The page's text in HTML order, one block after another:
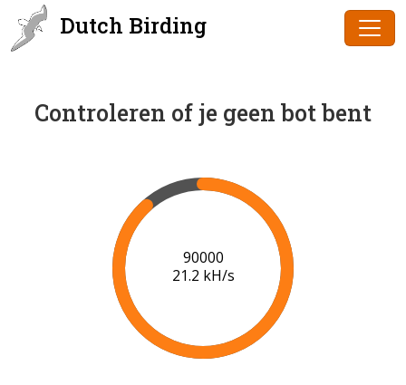
Dutch Birding
Controleren of je geen bot bent
91000
21.3 kH/s